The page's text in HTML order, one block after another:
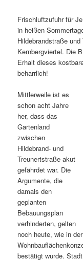
Frischluftzufuhr für
in heißen
Hildebrandstraße
Kernbergviertel. Die
Erhalt dieses
beharrlich!
Mittlerweile ist es
schon acht Jahre
her, dass das
Gartenland
zwischen
Hildebrand- und
Treunertstraße akut
gefährdet war. Die
Argumente, die
damals den
geplanten
Bebauungsplan
verhinderten, gelten
noch heute, wie in
bestätigt wurde.